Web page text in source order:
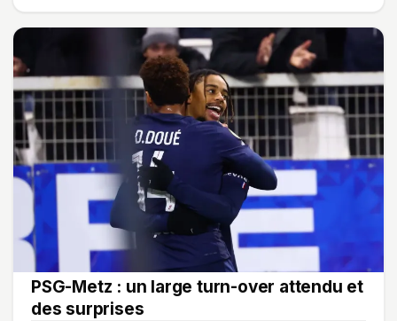
PSG-Metz : un large turn-over attendu et
des surprises